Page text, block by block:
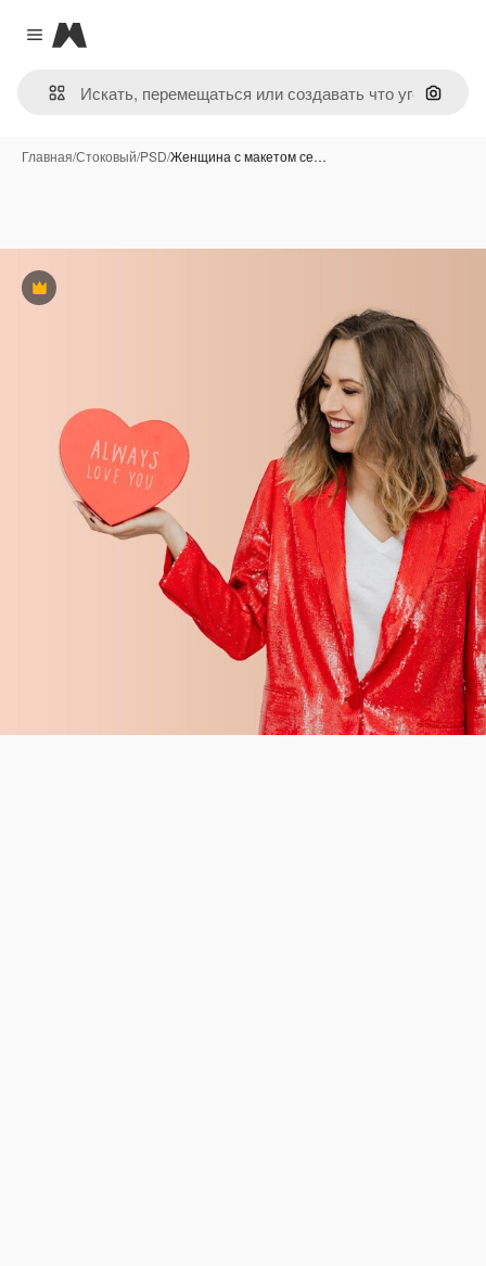
Close menu
Magnific
Поиск
Главная/Стоковый/PSD/Женщина с макетом се…
Премиум